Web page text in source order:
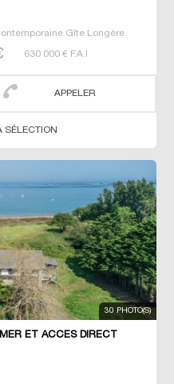
Gîte Longère
630 000 € F.A.I
APPELER
SÉLECTION
30 PHOTO(S)
ET ACCES DIRECT